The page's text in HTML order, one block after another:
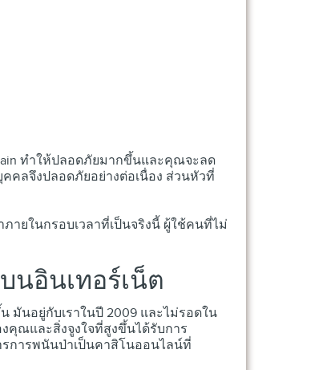
ทำให้ปลอดภัยมากขึ้นและคุณจะลด
ลจึงปลอดภัยอย่างต่อเนื่อง ส่วนหัวที่
ยในกรอบเวลาที่เป็นจริงนี้ ผู้ใช้คนที่ไม่
นอินเทอร์เน็ต
นอยู่กับเราในปี 2009 และไม่รอดใน
คุณและสิ่งจูงใจที่สูงขึ้นได้รับการ
การพนันป่าเป็นคาสิโนออนไลน์ที่